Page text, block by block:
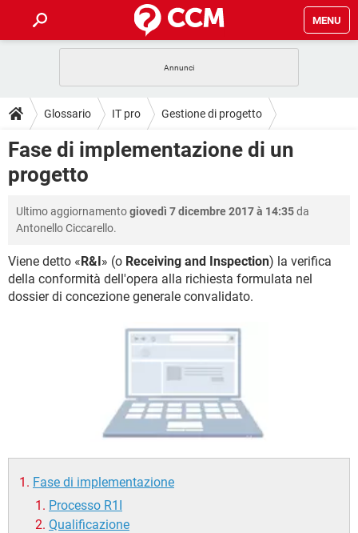
MENU
INTRATTENIMENTO ANDROID
iOS WINDOWS 10
INSTAGRAM
HARDWARE
GUIDE
COVID-19
INTRATTENIMENTO ANDROID
INSTAGRAM WHATSAPP
HARDWARE
DOWNLOAD
COVID-19
iOS
INSTAGRAM WHATSAPP
TIKTOK FACEBOOK
FORUM
COVID-19 GAMING
iOS WINDOWS 10
INSTAGRAM WHATSAPP
GLOSSARIO
COVID-19 GAMING
INTRATTENIMENTO ANDROID
WHATSAPP
FACEBOOK
Glossario IT pro Gestione di progetto
Fase di implementazione di un
progetto
Ultimo aggiornamentogiovedì 7 dicembre 2017 à 14:35da
Antonello Ciccarello.
Viene detto «R&I» (o Receiving and Inspection) la verifica
della conformità dell'opera alla richiesta formulata nel
dossier di concezione generale convalidato.
Fase di implementazione
Processo R1I
Qualificazione